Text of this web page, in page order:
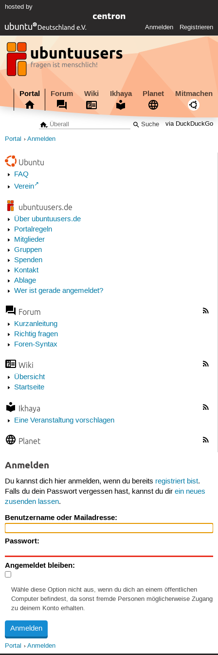
hosted by
Anmelden Registrieren
Portal Forum Wiki Ikhaya Planet Mitmachen
via DuckDuckGo
Portal Anmelden
Ubuntu
FAQ
Verein
ubuntuusers.de
Über ubuntuusers.de
Portalregeln
Mitglieder
Gruppen
Spenden
Kontakt
Ablage
Wer ist gerade angemeldet?
Forum
Kurzanleitung
Richtig fragen
Foren-Syntax
Wiki
Übersicht
Startseite
Ikhaya
Eine Veranstaltung vorschlagen
Planet
Anmelden
Du kannst dich hier anmelden, wenn du bereits registriert bist.
Falls du dein Passwort vergessen hast, kannst du dir ein neues
zusenden lassen.
Benutzername oder Mailadresse:
Passwort:
Angemeldet bleiben:
Wähle diese Option nicht aus, wenn du dich an einem öffentlichen
Computer befindest, da sonst fremde Personen möglicherweise Zugang
zu deinem Konto erhalten.
Portal Anmelden